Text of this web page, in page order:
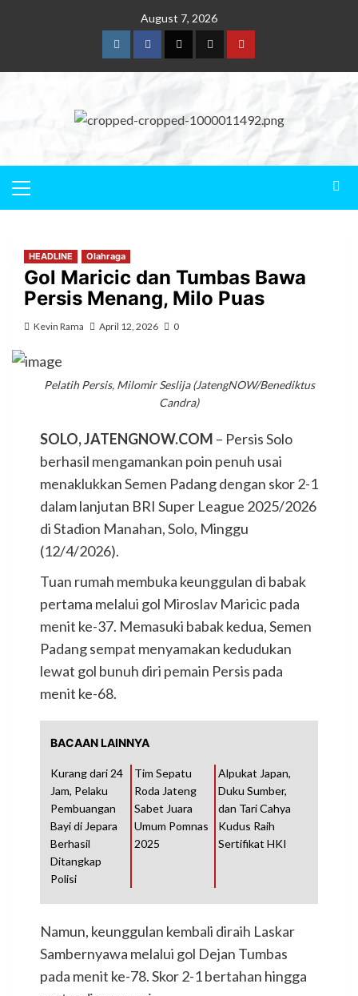
August 7, 2026
HEADLINE Olahraga
Gol Maricic dan Tumbas Bawa
Persis Menang, Milo Puas
Kevin Rama April 12, 2026 0
Pelatih Persis, Milomir Seslija (JatengNOW/Benediktus
Candra)
SOLO, JATENGNOW.COM – Persis Solo
berhasil mengamankan poin penuh usai
menaklukkan Semen Padang dengan skor 2-1
dalam lanjutan BRI Super League 2025/2026
di Stadion Manahan, Solo, Minggu
(12/4/2026).
Tuan rumah membuka keunggulan di babak
pertama melalui gol Miroslav Maricic pada
menit ke-37. Memasuki babak kedua, Semen
Padang sempat menyamakan kedudukan
lewat gol bunuh diri pemain Persis pada
menit ke-68.
BACAAN LAINNYA
Kurang dari 24
Jam, Pelaku
Pembuangan
Bayi di Jepara
Berhasil
Ditangkap
Polisi
Tim Sepatu
Roda Jateng
Sabet Juara
Umum Pomnas
2025
Alpukat Japan,
Duku Sumber,
dan Tari Cahya
Kudus Raih
Sertifikat HKI
Namun, keunggulan kembali diraih Laskar
Sambernyawa melalui gol Dejan Tumbas
pada menit ke-78. Skor 2-1 bertahan hingga